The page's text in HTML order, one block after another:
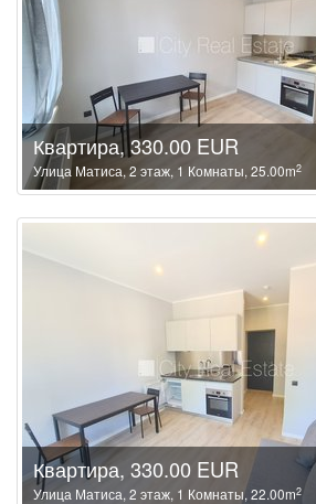
Квартира, 330.00 EUR
Улица Матиса, 2 этаж, 1 Комнаты, 25.00m2
Квартира, 330.00 EUR
Улица Матиса, 2 этаж, 1 Комнаты, 22.00m2